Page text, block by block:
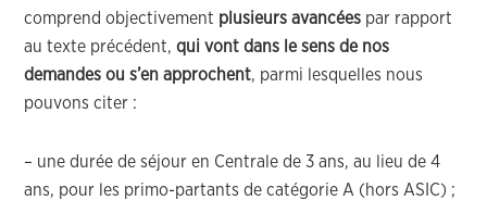
comprend objectivement plusieurs avancées par rapport
au texte précédent,qui vont dans le sens de nos
demandes ou s’en approchent, parmi lesquelles nous
pouvons citer :
– une durée de séjour en Centrale de 3 ans, au lieu de 4
ans, pour les primo-partants de catégorie A (hors ASIC) ;